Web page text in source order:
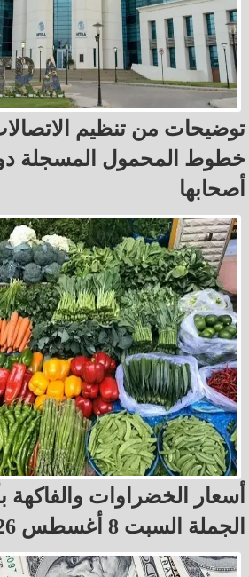
توضيحات من تنظيم
خطوط المحمول المسجلة
أصحابها
أسعار الخضراوات والفاكهة
الجملة السبت 8 أغسطس 2026